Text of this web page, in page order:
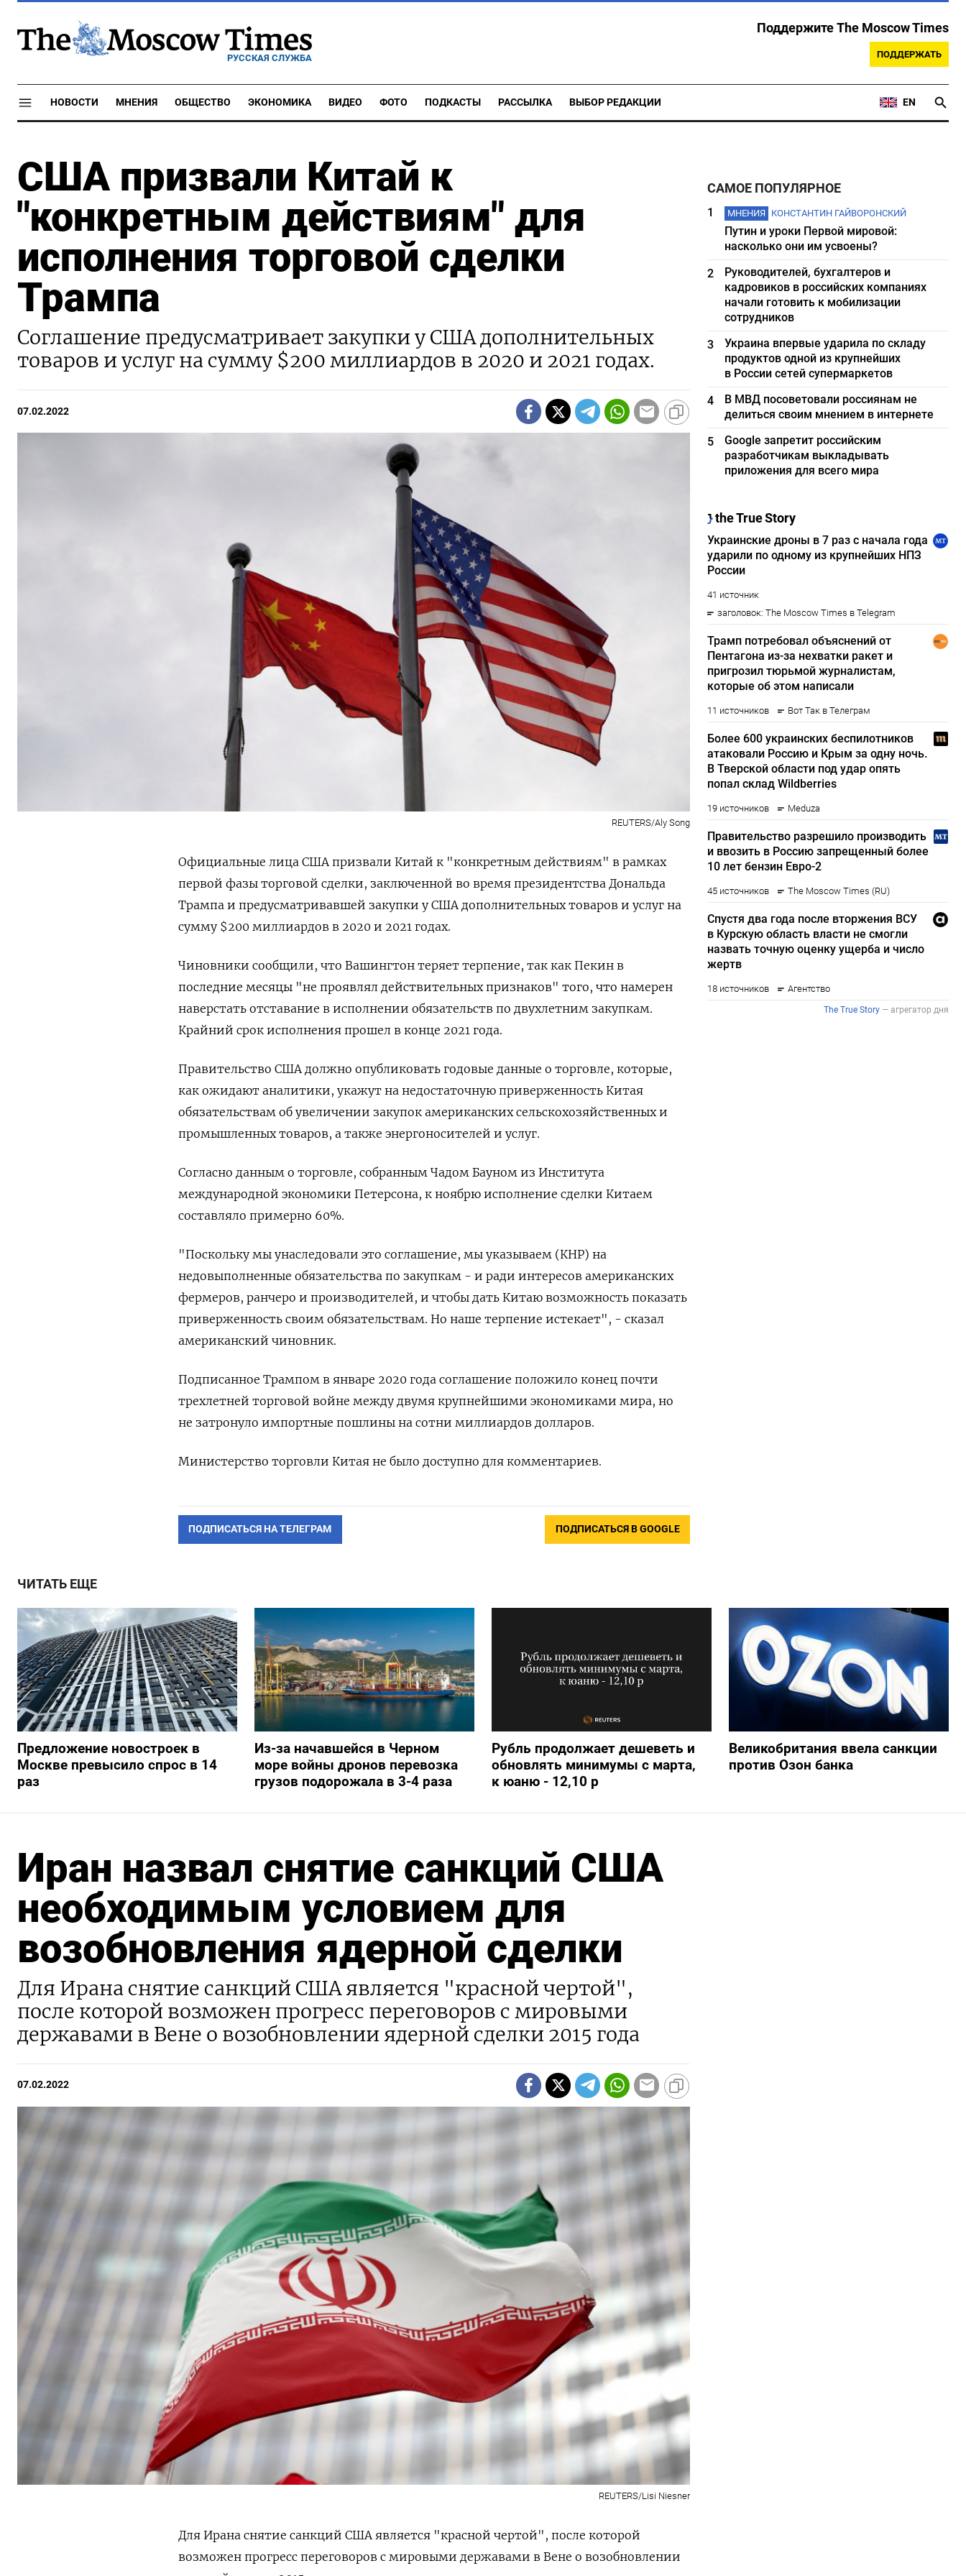
РУССКАЯ СЛУЖБА
Поддержите The Moscow Times
ПОДДЕРЖАТЬ
НОВОСТИ МНЕНИЯ ОБЩЕСТВО ЭКОНОМИКА ВИДЕО ФОТО ПОДКАСТЫ РАССЫЛКА ВЫБОР РЕДАКЦИИ EN
США призвали Китай к
"конкретным действиям" для
исполнения торговой сделки
Трампа
Соглашение предусматривает закупки у США дополнительных
товаров и услуг на сумму $200 миллиардов в 2020 и 2021 годах.
07.02.2022
REUTERS/Aly Song
Официальные лица США призвали Китай к "конкретным действиям" в рамках
первой фазы торговой сделки, заключенной во время президентства Дональда
Трампа и предусматривавшей закупки у США дополнительных товаров и услуг на
сумму $200 миллиардов в 2020 и 2021 годах.
Чиновники сообщили, что Вашингтон теряет терпение, так как Пекин в
последние месяцы "не проявлял действительных признаков" того, что намерен
наверстать отставание в исполнении обязательств по двухлетним закупкам.
Крайний срок исполнения прошел в конце 2021 года.
Правительство США должно опубликовать годовые данные о торговле, которые,
как ожидают аналитики, укажут на недостаточную приверженность Китая
обязательствам об увеличении закупок американских сельскохозяйственных и
промышленных товаров, а также энергоносителей и услуг.
Согласно данным о торговле, собранным Чадом Бауном из Института
международной экономики Петерсона, к ноябрю исполнение сделки Китаем
составляло примерно 60%.
"Поскольку мы унаследовали это соглашение, мы указываем (КНР) на
недовыполненные обязательства по закупкам - и ради интересов американских
фермеров, ранчеро и производителей, и чтобы дать Китаю возможность показать
приверженность своим обязательствам. Но наше терпение истекает", - сказал
американский чиновник.
Подписанное Трампом в январе 2020 года соглашение положило конец почти
трехлетней торговой войне между двумя крупнейшими экономиками мира, но
не затронуло импортные пошлины на сотни миллиардов долларов.
Министерство торговли Китая не было доступно для комментариев.
ПОДПИСАТЬСЯ НА ТЕЛЕГРАМ ПОДПИСАТЬСЯ В GOOGLE
САМОЕ ПОПУЛЯРНОЕ
1 МНЕНИЯ КОНСТАНТИН ГАЙВОРОНСКИЙ
Путин и уроки Первой мировой:
насколько они им усвоены?
2
Руководителей, бухгалтеров и
кадровиков в российских компаниях
начали готовить к мобилизации
сотрудников
3
Украина впервые ударила по складу
продуктов одной из крупнейших
в России сетей супермаркетов
4
В МВД посоветовали россиянам не
делиться своим мнением в интернете
5
Google запретит российским
разработчикам выкладывать
приложения для всего мира
ЧИТАТЬ ЕЩЕ
Предложение новостроек в
Москве превысило спрос в 14
раз
Из-за начавшейся в Черном
море войны дронов перевозка
грузов подорожала в 3-4 раза
Рубль продолжает дешеветь и
обновлять минимумы с марта,
к юаню - 12,10 р
Великобритания ввела санкции
против Озон банка
Иран назвал снятие санкций США
необходимым условием для
возобновления ядерной сделки
Для Ирана снятие санкций США является "красной чертой",
после которой возможен прогресс переговоров с мировыми
державами в Вене о возобновлении ядерной сделки 2015 года
07.02.2022
REUTERS/Lisi Niesner
Для Ирана снятие санкций США является "красной чертой", после которой
возможен прогресс переговоров с мировыми державами в Вене о возобновлении